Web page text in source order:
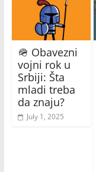
🪖 Obavezni
vojni rok u
Srbiji: Šta
mladi treba
da znaju?
July 1, 2025